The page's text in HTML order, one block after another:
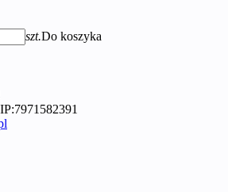
szt.Do koszyka
7971582391